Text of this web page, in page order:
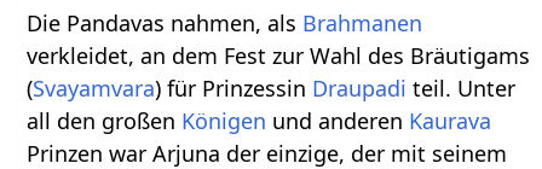
Die Pandavas nahmen, als Brahmanen
verkleidet, an dem Fest zur Wahl des Bräutigams
(Svayamvara) für Prinzessin Draupadi teil. Unter
all den großen Königen und anderen Kaurava
Prinzen war Arjuna der einzige, der mit seinem